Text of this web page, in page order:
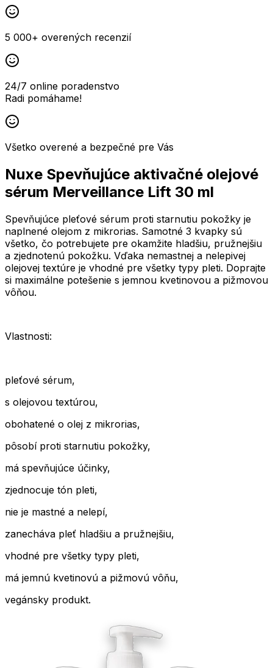
5 000+ overených recenzií
24/7 online poradenstvo
Radi pomáhame!
Všetko overené a bezpečné pre Vás
Nuxe Spevňujúce aktivačné olejové
sérum Merveillance Lift 30 ml
Spevňujúce pleťové sérum proti starnutiu pokožky je
naplnené olejom z mikrorias. Samotné 3 kvapky sú
všetko, čo potrebujete pre okamžite hladšiu, pružnejšiu
a zjednotenú pokožku. Vďaka nemastnej a nelepivej
olejovej textúre je vhodné pre všetky typy pleti. Doprajte
si maximálne potešenie s jemnou kvetinovou a pižmovou
vôňou.
Vlastnosti:
pleťové sérum,
s olejovou textúrou,
obohatené o olej z mikrorias,
pôsobí proti starnutiu pokožky,
má spevňujúce účinky,
zjednocuje tón pleti,
nie je mastné a nelepí,
zanecháva pleť hladšiu a pružnejšiu,
vhodné pre všetky typy pleti,
má jemnú kvetinovú a pižmovú vôňu,
vegánsky produkt.